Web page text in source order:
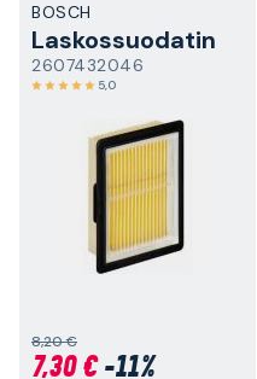
BOSCH
Laskossuodatin
2607432046
5,0
8,20 €
7,30 €-11%